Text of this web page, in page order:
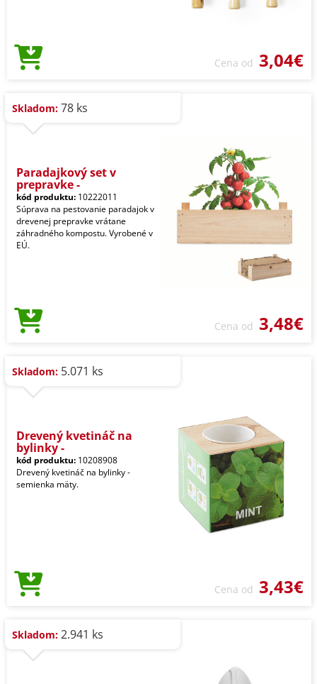
Cena od 3,04€
Skladom: 78 ks
Paradajkový set v
prepravke -
kód produktu: 10222011
Súprava na pestovanie paradajok v
drevenej prepravke vrátane
záhradného kompostu. Vyrobené v
EÚ.
Cena od 3,48€
Skladom: 5.071 ks
Drevený kvetináč na
bylinky -
kód produktu: 10208908
Drevený kvetináč na bylinky -
semienka mäty.
Cena od 3,43€
Skladom: 2.941 ks